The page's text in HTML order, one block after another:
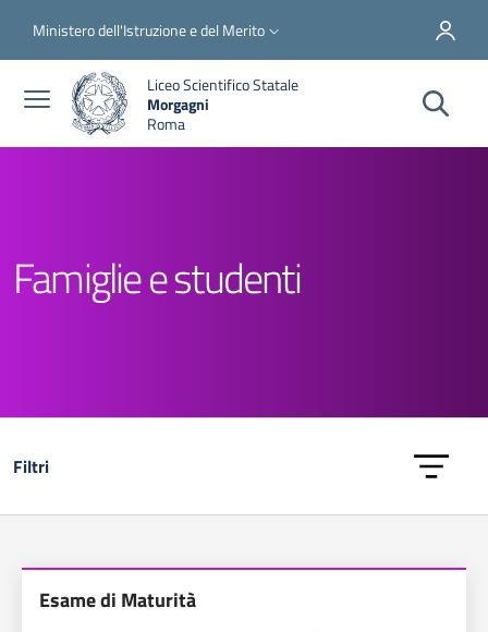
Slim top
Ministero dell'Istruzione e del Merito
Liceo Scientifico Statale
Morgagni
Roma
Famiglie e studenti
Filtri
Lista dei servizi
Esame di Maturità